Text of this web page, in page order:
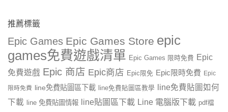
推薦標籤
Epic Games Epic Games Store epic
games免費遊戲清單 Epic Games 限時免費 Epic
免費遊戲 Epic 商店 Epic商店 Epic限免 Epic限時免費 Epic
限時免費 line免費貼圖區下載 line免費貼圖區教學
line免費貼圖如何
下載
line 免費貼圖情報 line貼圖區下載 Line 電腦版下載 pdf檔